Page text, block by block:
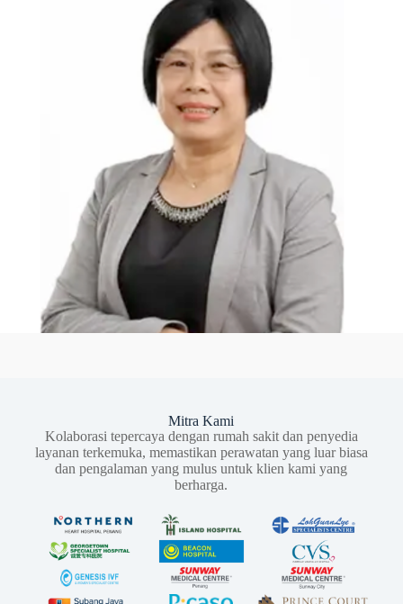
Mitra Kami
Kolaborasi tepercaya dengan rumah sakit dan penyedia
layanan terkemuka, memastikan perawatan yang luar biasa
dan pengalaman yang mulus untuk klien kami yang
berharga.